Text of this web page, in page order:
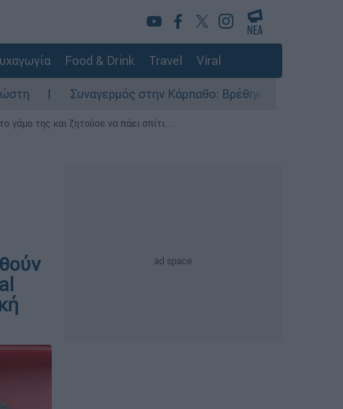
Food & Drink Travel Viral
στην Κάρπαθο: Βρέθηκαν παλιά πυρομαχικά στο
της και ζητούσε να πάει σπίτι...